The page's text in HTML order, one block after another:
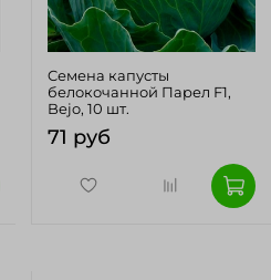
Cемена капусты
белокочанной Парел F1,
Bejo, 10 шт.
71 руб